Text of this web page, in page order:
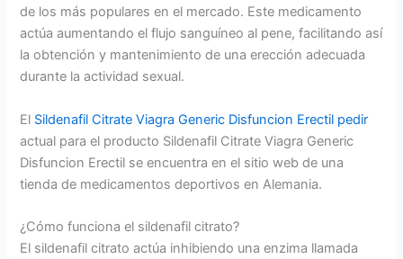
de los más populares en el mercado. Este medicamento
actúa aumentando el flujo sanguíneo al pene, facilitando así
la obtención y mantenimiento de una erección adecuada
durante la actividad sexual.
El Sildenafil Citrate Viagra Generic Disfuncion Erectil pedir
actual para el producto Sildenafil Citrate Viagra Generic
Disfuncion Erectil se encuentra en el sitio web de una
tienda de medicamentos deportivos en Alemania.
¿Cómo funciona el sildenafil citrato?
El sildenafil citrato actúa inhibiendo una enzima llamada